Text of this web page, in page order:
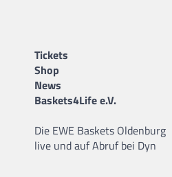
Tickets
Shop
News
Baskets4Life e.V.
Die EWE Baskets Oldenburg
live und auf Abruf bei Dyn